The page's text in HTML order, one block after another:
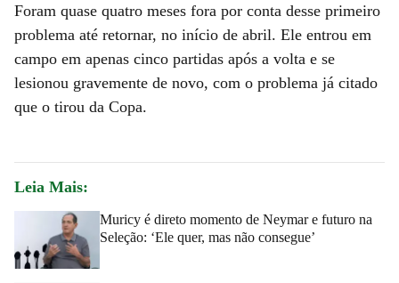
Foram quase quatro meses fora por conta desse primeiro
problema até retornar, no início de abril. Ele entrou em
campo em apenas cinco partidas após a volta e se
lesionou gravemente de novo, com o problema já citado
que o tirou da Copa.
Leia Mais:
Muricy é direto momento de Neymar e futuro na
Seleção: ‘Ele quer, mas não consegue’